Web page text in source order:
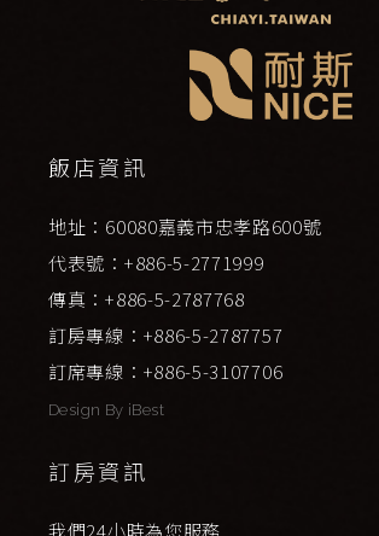
飯店資訊
地址：60080嘉義市忠孝路600號
代表號：+886-5-2771999
傳真：+886-5-2787768
訂房專線：+886-5-2787757
訂席專線：+886-5-3107706
Design By iBest
訂房資訊
我們24小時為您服務